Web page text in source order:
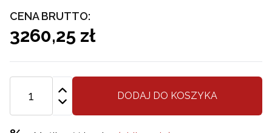
CENA BRUTTO:
3260,25 zł
DODAJ DO KOSZYKA